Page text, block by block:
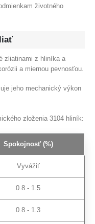
životného
zliatinami z hliníka a
a miernou pevnosťou.
jeho mechanický výkon
zloženia 3104 hliník:
Spokojnosť (%)
Vyvážiť
0.8 - 1.5
0.8 - 1.3